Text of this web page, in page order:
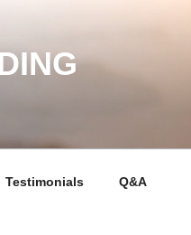
Testimonials Q&A